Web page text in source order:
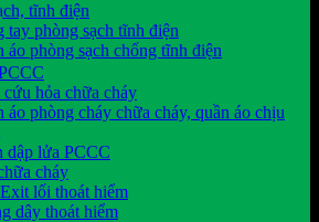
tĩnh điện
tay phòng sạch tĩnh điện
áo phòng sạch chống tĩnh điện
hỏa chữa cháy
áo phòng cháy chữa cháy, quần áo chịu
dập lửa PCCC
cháy
lối thoát hiểm
dây thoát hiểm